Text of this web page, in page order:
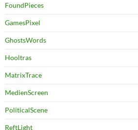
FoundPieces
GamesPixel
GhostsWords
Hooltras
MatrixTrace
MedienScreen
PoliticalScene
ReftLight